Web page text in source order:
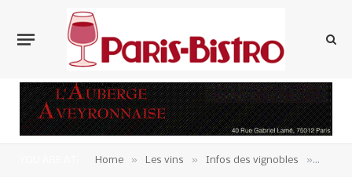
Home » Les vins » Infos des vignobles »